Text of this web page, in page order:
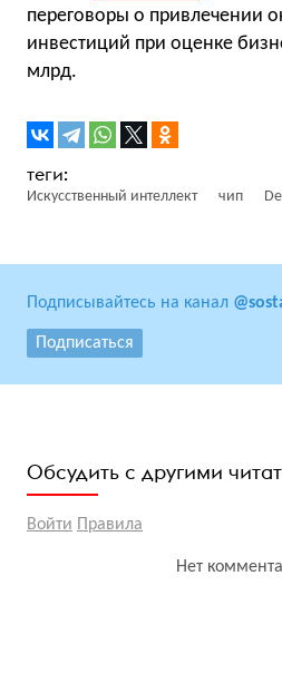
переговоры о привлечении
инвестиций при оценке
млрд.
Искусственный интеллект чип
Подписывайтесь на канал
Подписаться
Обсудить с другими
Войти Правила
Нет